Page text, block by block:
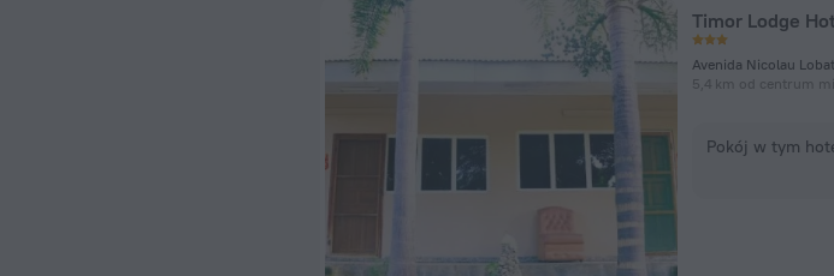
Timor Lodge
Avenida Nicolau
5,4 km od centrum
Pokój w tym